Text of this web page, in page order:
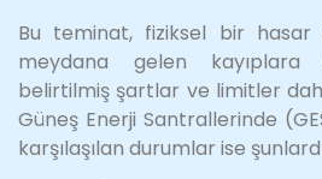
Bu teminat, fiziksel bir hasar
meydana gelen kayıplara
belirtilmiş şartlar ve limitler
Güneş Enerji Santrallerinde
karşılaşılan durumlar ise